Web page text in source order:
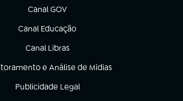
Canal GOV
(abre em nova aba)
Canal Educação
(abre em nova aba)
Canal Libras
(abre em nova aba)
e Análise de Mídias
em nova aba)
Publicidade Legal
(abre em nova aba)